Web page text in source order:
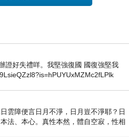
2025年
牌
能喝」的超方便補充方式
都能輕鬆維持健康體態
證好失禮咩。我堅強復國 國復強堅我
雲障便言日月不淨，日月豈不淨耶？日
法、本心。真性本然，體自空寂，性相